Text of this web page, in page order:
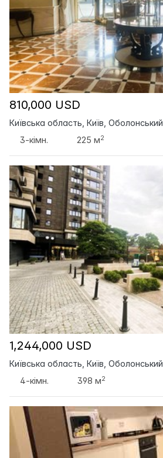
810,000 USD
Київська область, Київ, Оболонський
3-кімн.
225 м2
1,244,000 USD
Київська область, Київ, Оболонський
4-кімн.
398 м2